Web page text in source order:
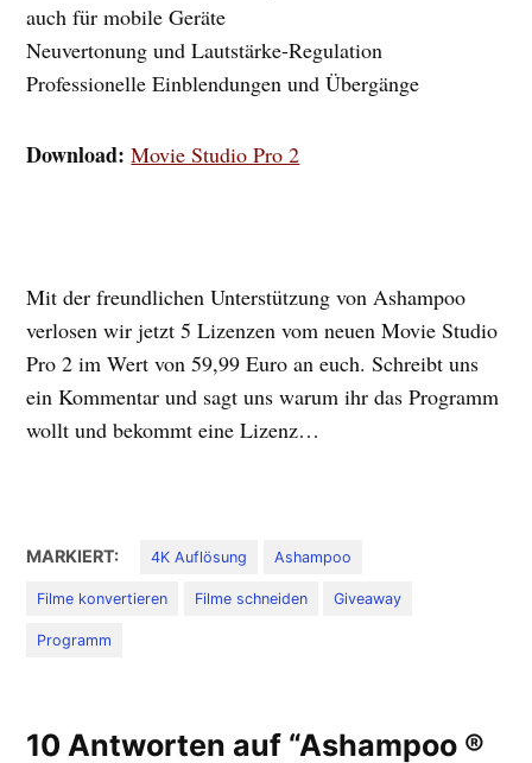
auch für mobile Geräte
Neuvertonung und Lautstärke-Regulation
Professionelle Einblendungen und Übergänge
Download: Movie Studio Pro 2
Mit der freundlichen Unterstützung von Ashampoo
verlosen wir jetzt 5 Lizenzen vom neuen Movie Studio
Pro 2 im Wert von 59,99 Euro an euch. Schreibt uns
ein Kommentar und sagt uns warum ihr das Programm
wollt und bekommt eine Lizenz…
MARKIERT: 4K Auflösung Ashampoo
Filme konvertieren Filme schneiden Giveaway
Programm
10 Antworten auf “Ashampoo ®